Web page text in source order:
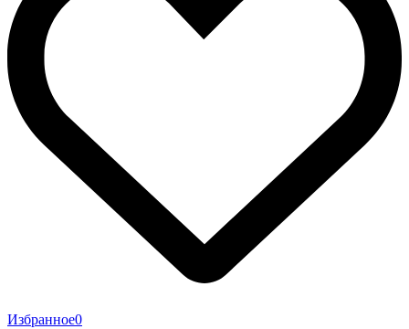
Избранное0